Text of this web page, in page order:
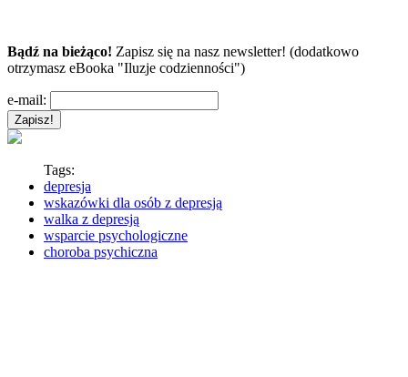
Bądź na bieżąco! Zapisz się na nasz newsletter! (dodatkowo
otrzymasz eBooka "Iluzje codzienności")
e-mail:
Tags:
depresja
wskazówki dla osób z depresją
walka z depresją
wsparcie psychologiczne
choroba psychiczna